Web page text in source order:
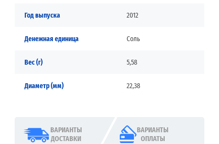
Год выпуска 2012
Денежная единица Соль
Вес (г) 5,58
Диаметр (мм) 22,38
ВАРИАНТЫ
ДОСТАВКИ
ВАРИАНТЫ
ОПЛАТЫ